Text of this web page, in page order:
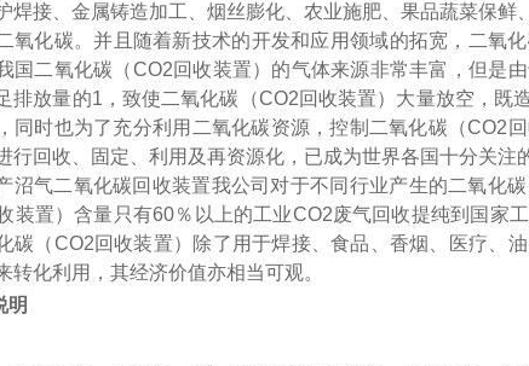
焊接、金属铸造加工、烟丝膨化、农业施肥、果品蔬菜保
氧化碳。并且随着新技术的开发和应用领域的拓宽，二氧
国二氧化碳（CO2回收装置）的气体来源非常丰富，但是
排放量的1，致使二氧化碳（CO2回收装置）大量放空，
同时也为了充分利用二氧化碳资源，控制二氧化碳（CO2
行回收、固定、利用及再资源化，已成为世界各国十分关注
沼气二氧化碳回收装置我公司对于不同行业产生的二氧化
装置）含量只有60％以上的工业CO2废气回收提纯到国家
碳（CO2回收装置）除了用于焊接、食品、香烟、医疗、
转化利用，其经济价值亦相当可观。
明